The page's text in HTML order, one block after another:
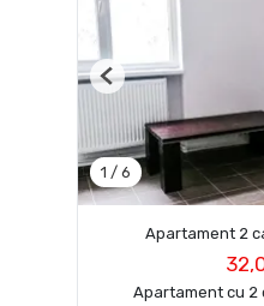
1 / 6
Previous
Apartament 2
Apartament cu 2